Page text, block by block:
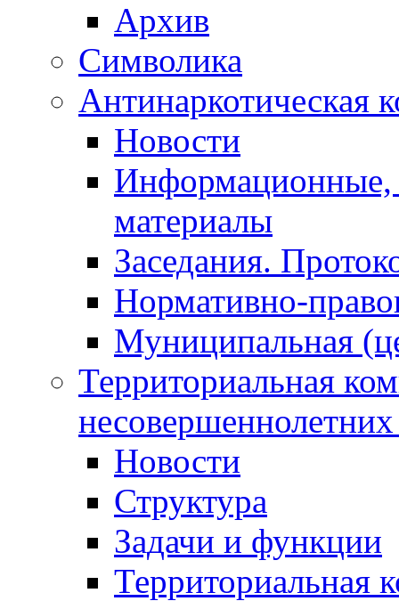
Архив
Символика
Антинаркотическая
Новости
Информационные,
материалы
Заседания.
Нормативно-
Муниципальная
Территориальная
Новости
Структура
Задачи и функции
Территориальная